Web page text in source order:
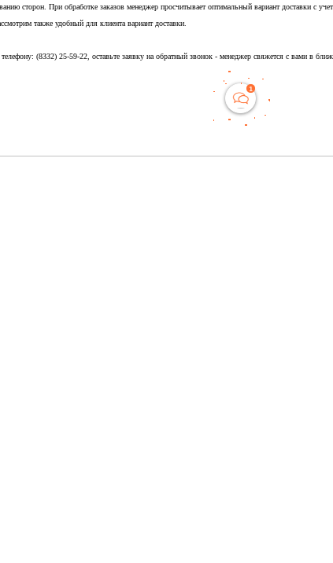
сторон. При обработке заказов менеджер просчитывает оптимальный вариант доставки с
также удобный для клиента вариант доставки.
(8332) 25-59-22, оставьте заявку на обратный звонок - менеджер свяжется с вами в